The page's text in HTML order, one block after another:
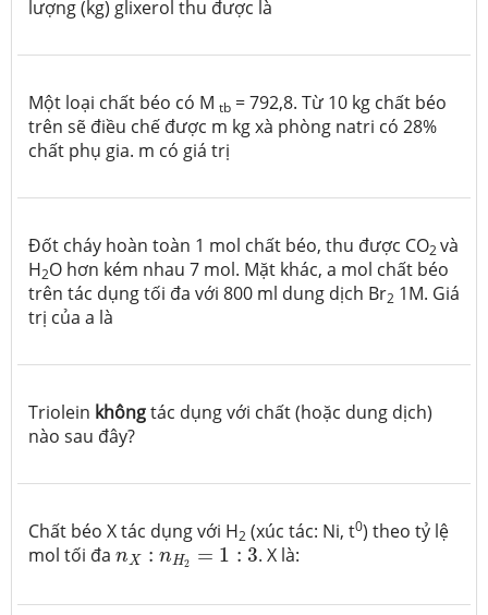
lượng (kg) glixerol thu được là
Một loại chất béo có M tb = 792,8. Từ 10 kg chất béo
trên sẽ điều chế được m kg xà phòng natri có 28%
chất phụ gia. m có giá trị
Đốt cháy hoàn toàn 1 mol chất béo, thu được CO2và
H2O hơn kém nhau 7 mol. Mặt khác, a mol chất béo
trên tác dụng tối đa với 800 ml dung dịch Br2 1M. Giá
trị của a là
Triolein khôngtác dụng với chất (hoặc dung dịch)
nào sau đây?
Chất béo X tác dụng với H2 (xúc tác: Ni, t0) theo tỷ lệ
mol tối đa nX : nH2 = 1 : 3
nX:nH2=1:3 .X là: